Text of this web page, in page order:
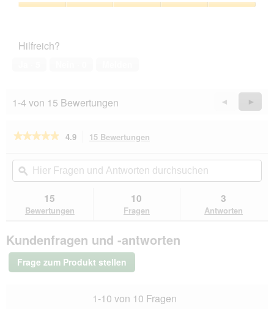
4
5
Hilfreich?
1-4 von 15 Bewertungen
Zurück
Reviews
◄
Weiter
►
★★★★★
★★★★★
5
lesen
ACANA
2x11,4
kg
4.9 15 Bewertungen
Aktion
navigierst
du
Hier
Fragen
und
Antworten
durchsuchen
ϙ
15
Bewertungen
10
Fragen
3
Antworten
Kundenfragen und -antworten
Frage zum Produkt stellen
1-10 von 10 Fragen